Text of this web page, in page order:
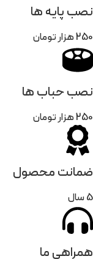
نصب پایه ها
250 هزار تومان
نصب حباب ها
250 هزار تومان
ضمانت محصول
5 سال
همراهی ما